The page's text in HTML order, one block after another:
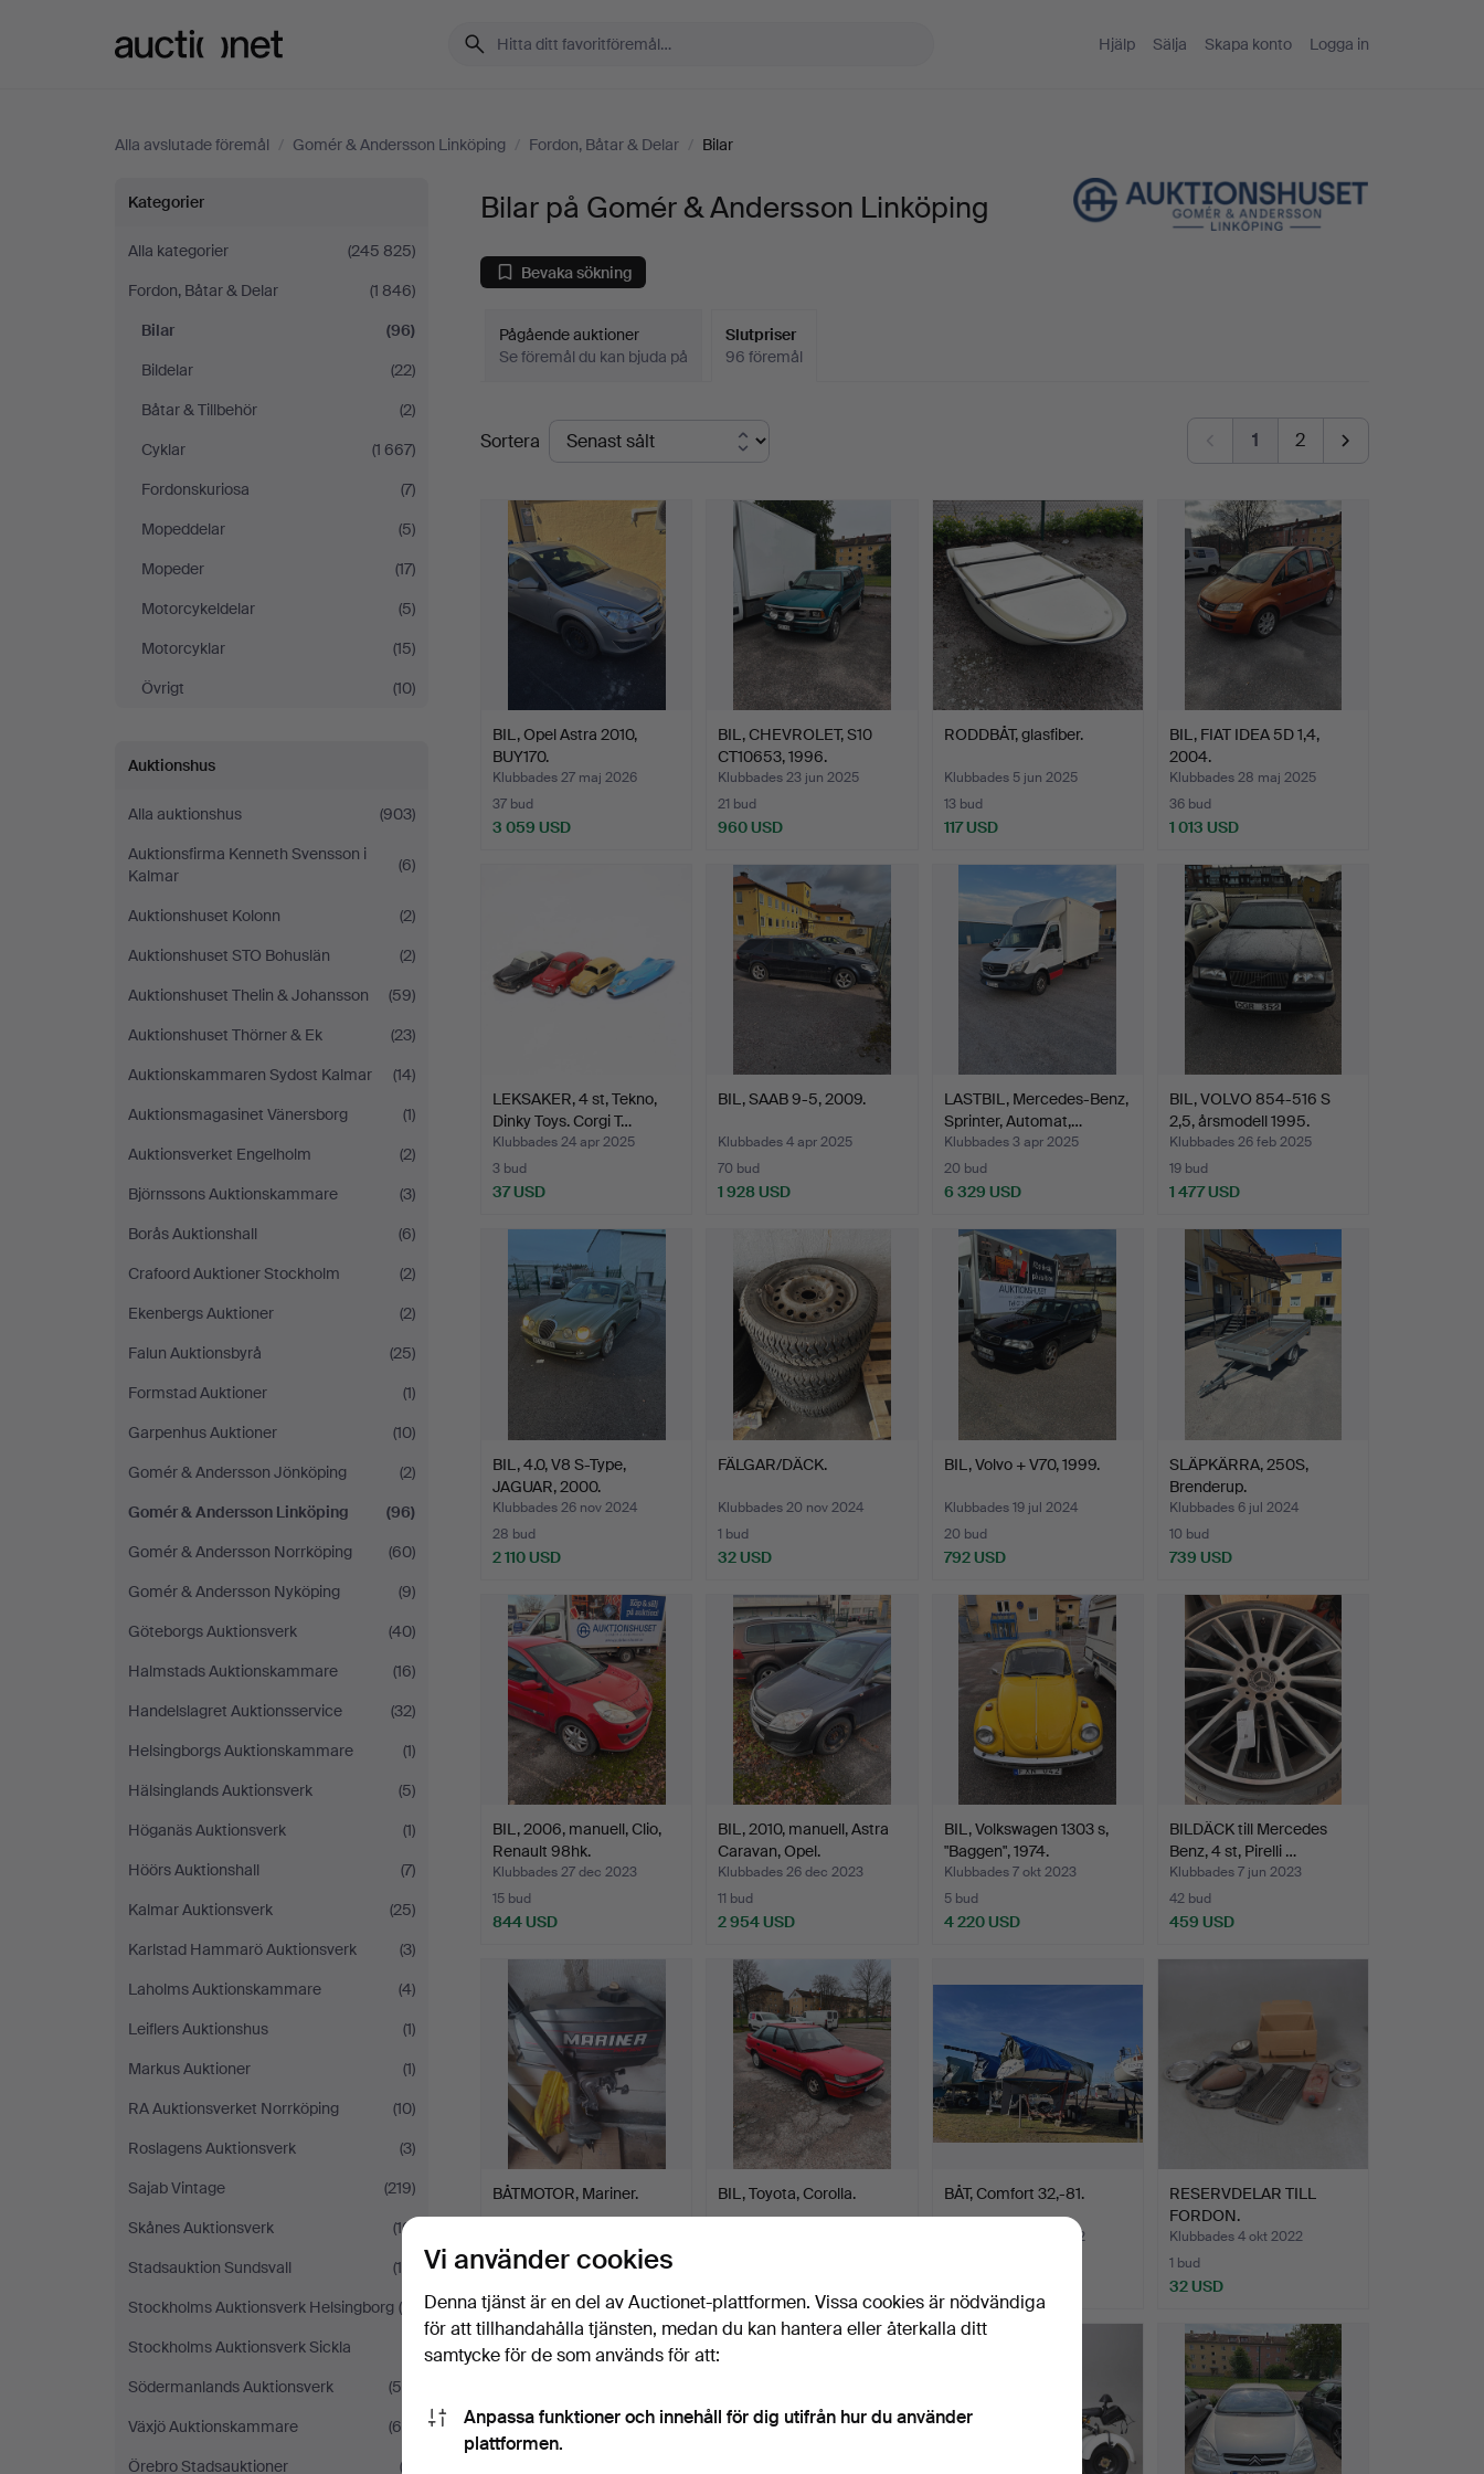
Hjälp Sälja Skapa konto Logga in
Alla avslutade föremål / Gomér & Andersson Linköping / Fordon, Båtar & Delar / Bilar
Bilar
på
Gomér
Andersson
Linköping
Kategorier
Alla kategorier
(245 825)
Fordon, Båtar & Delar
(1 846)
Bilar
(96)
Bildelar
(22)
Båtar & Tillbehör
(2)
Cyklar
(1 667)
Fordonskuriosa
(7)
Mopeddelar
(5)
Mopeder
(17)
Motorcykeldelar
(5)
Motorcyklar
(15)
Övrigt
(10)
Auktionshus
Alla auktionshus
(903)
Auktionsfirma Kenneth Svensson i
Kalmar
(6)
Auktionshuset Kolonn
(2)
Auktionshuset STO Bohuslän
(2)
Auktionshuset Thelin & Johansson
(59)
Auktionshuset Thörner & Ek
(23)
Auktionskammaren Sydost Kalmar
(14)
Auktionsmagasinet Vänersborg
(1)
Auktionsverket Engelholm
(2)
Björnssons Auktionskammare
(3)
Borås Auktionshall
(6)
Crafoord Auktioner Stockholm
(2)
Ekenbergs Auktioner
(2)
Falun Auktionsbyrå
(25)
Formstad Auktioner
(1)
Garpenhus Auktioner
(10)
Gomér & Andersson Jönköping
(2)
Gomér & Andersson Linköping
(96)
Gomér & Andersson Norrköping
(60)
Gomér & Andersson Nyköping
(9)
Göteborgs Auktionsverk
(40)
Halmstads Auktionskammare
(16)
Handelslagret Auktionsservice
(32)
Helsingborgs Auktionskammare
(1)
Hälsinglands Auktionsverk
(5)
Höganäs Auktionsverk
(1)
Höörs Auktionshall
(7)
Kalmar Auktionsverk
(25)
Karlstad Hammarö Auktionsverk
(3)
Laholms Auktionskammare
(4)
Leiflers Auktionshus
(1)
Markus Auktioner
(1)
RA Auktionsverket Norrköping
(10)
Roslagens Auktionsverk
(3)
Sajab Vintage
(219)
Skånes Auktionsverk
(10)
Stadsauktion Sundsvall
(15)
Stockholms Auktionsverk Helsingborg (4)
Stockholms Auktionsverk Sickla
Södermanlands Auktionsverk
(50)
Växjö Auktionskammare
(69)
Örebro Stadsauktioner
(2)
Bilar på Gomér & Andersson Linköping
Bevaka sökning
Pågående auktioner
Se föremål du kan bjuda på
Slutpriser
96 föremål
Slutpriser
Sortera 1 2
BIL, Opel Astra 2010,
BUY170.
Klubbades 27 maj 2026
37 bud
3 059 USD
BIL, CHEVROLET, S10
CT10653, 1996.
Klubbades 23 jun 2025
21 bud
960 USD
RODDBÅT, glasfiber.
Klubbades 5 jun 2025
13 bud
117 USD
BIL, FIAT IDEA 5D 1,4,
2004.
Klubbades 28 maj 2025
36 bud
1 013 USD
LEKSAKER, 4 st, Tekno,
Dinky Toys. Corgi T…
Klubbades 24 apr 2025
3 bud
37 USD
BIL, SAAB 9-5, 2009.
Klubbades 4 apr 2025
70 bud
1 928 USD
LASTBIL, Mercedes-Benz,
Sprinter, Automat,…
Klubbades 3 apr 2025
20 bud
6 329 USD
BIL, VOLVO 854-516 S
2,5, årsmodell 1995.
Klubbades 26 feb 2025
19 bud
1 477 USD
BIL, 4.0, V8 S-Type,
JAGUAR, 2000.
Klubbades 26 nov 2024
28 bud
2 110 USD
FÄLGAR/DÄCK.
Klubbades 20 nov 2024
1 bud
32 USD
BIL, Volvo + V70, 1999.
Klubbades 19 jul 2024
20 bud
792 USD
SLÄPKÄRRA, 250S,
Brenderup.
Klubbades 6 jul 2024
10 bud
739 USD
BIL, 2006, manuell, Clio,
Renault 98hk.
Klubbades 27 dec 2023
15 bud
844 USD
BIL, 2010, manuell, Astra
Caravan, Opel.
Klubbades 26 dec 2023
11 bud
2 954 USD
BIL, Volkswagen 1303 s,
"Baggen", 1974.
Klubbades 7 okt 2023
5 bud
4 220 USD
BILDÄCK till Mercedes
Benz, 4 st, Pirelli …
Klubbades 7 jun 2023
42 bud
459 USD
BÅTMOTOR, Mariner.
8 bud
BIL, Toyota, Corolla. BÅT, Comfort 32,-81.
Klubbades 26 okt 2022
RESERVDELAR TILL
FORDON.
Klubbades 4 okt 2022
1 bud
32 USD
Vi använder cookies
Denna tjänst är en del av Auctionet-plattformen. Vissa cookies är nödvändiga
för att tillhandahålla tjänsten, medan du kan hantera eller återkalla ditt
samtycke för de som används för att:
Anpassa funktioner och innehåll för dig utifrån hur du använder
plattformen.